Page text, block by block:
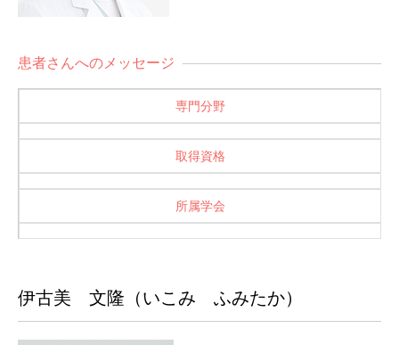
患者さんへのメッセージ
専門分野
取得資格
所属学会
伊古美 文隆（いこみ ふみたか）